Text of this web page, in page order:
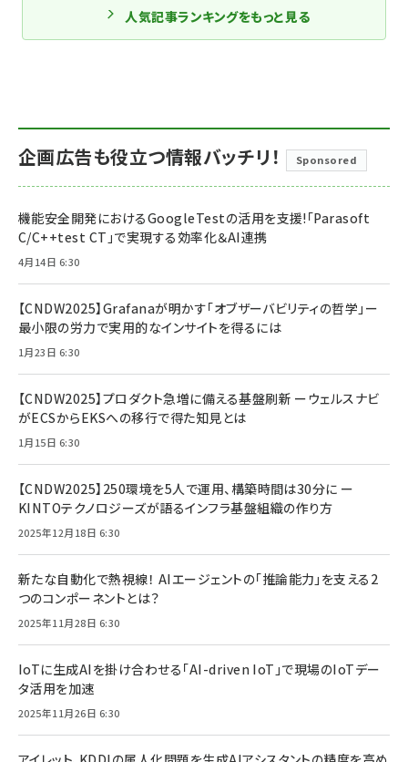
人気記事ランキングをもっと見る
企画広告も役立つ情報バッチリ！ Sponsored
機能安全開発におけるGoogleTestの活用を支援!「Parasoft
C/C++test CT」で実現する効率化＆AI連携
4月14日 6:30
【CNDW2025】Grafanaが明かす「オブザーバビリティの哲学」ー
最小限の労力で実用的なインサイトを得るには
1月23日 6:30
【CNDW2025】プロダクト急増に備える基盤刷新 ーウェルスナビ
がECSからEKSへの移行で得た知見とは
1月15日 6:30
【CNDW2025】250環境を5人で運用、構築時間は30分に ー
KINTOテクノロジーズが語るインフラ基盤組織の作り方
2025年12月18日 6:30
新たな自動化で熱視線！ AIエージェントの「推論能力」を支える2
つのコンポーネントとは？
2025年11月28日 6:30
IoTに生成AIを掛け合わせる「AI-driven IoT」で現場のIoTデー
タ活用を加速
2025年11月26日 6:30